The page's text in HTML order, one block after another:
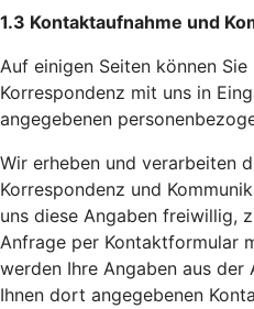
1.3 Kontaktaufnahme und
Auf einigen Seiten können
Korrespondenz mit uns in
angegebenen
Wir erheben und verarbeiten
Korrespondenz und
uns diese Angaben freiwillig,
Anfrage per Kontaktformular
werden Ihre Angaben aus
Ihnen dort angegebenen